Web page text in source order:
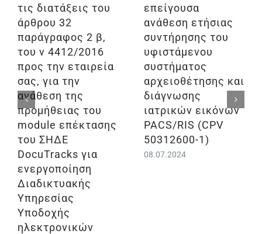
τις διατάξεις του
άρθρου 32
παράγραφος 2 β,
του ν 4412/2016
προς την εταιρεία
σας, για την
ανάθεση της
προμήθειας του
module επέκτασης
του ΣΗΔΕ
DocuTracks για
ενεργοποίηση
Διαδικτυακής
Υπηρεσίας
Υποδοχής
ηλεκτρονικών
επείγουσα
ανάθεση ετήσιας
συντήρησης του
υφιστάμενου
συστήματος
αρχειοθέτησης και
διάγνωσης
ιατρικών εικόνων
PACS/RIS (CPV
50312600-1)
08.07.2024